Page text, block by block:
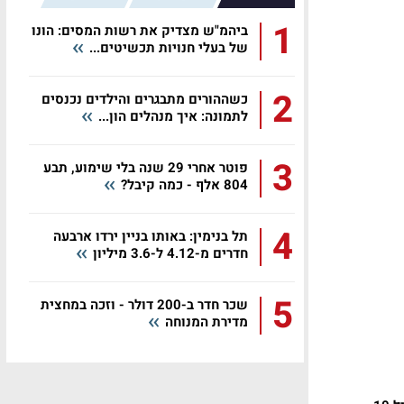
1
ביהמ"ש מצדיק את רשות המסים: הונו
של בעלי חנויות תכשיטים...
2
כשההורים מתבגרים והילדים נכנסים
לתמונה: איך מנהלים הון...
3
פוטר אחרי 29 שנה בלי שימוע, תבע
804 אלף - כמה קיבל?
4
תל בנימין: באותו בניין ירדו ארבעה
חדרים מ-4.12 ל-3.6 מיליון
5
שכר חדר ב-200 דולר - וזכה במחצית
מדירת המנוחה